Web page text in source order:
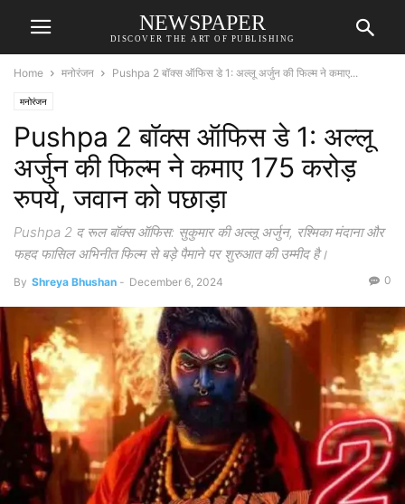
NEWSPAPER
DISCOVER THE ART OF PUBLISHING
Home मनोरंजन Pushpa 2 बॉक्स ऑफिस डे 1: अल्लू अर्जुन की फिल्म ने कमाए...
मनोरंजन
Pushpa 2 बॉक्स ऑफिस डे 1: अल्लू
अर्जुन की फिल्म ने कमाए 175 करोड़
रुपये, जवान को पछाड़ा
Pushpa 2 द रूल बॉक्स ऑफिस: सुकुमार की अल्लू अर्जुन, रश्मिका मंदाना और
फहद फासिल अभिनीत फिल्म से बड़े पैमाने पर शुरुआत की उम्मीद है।
By Shreya Bhushan - December 6, 2024 0